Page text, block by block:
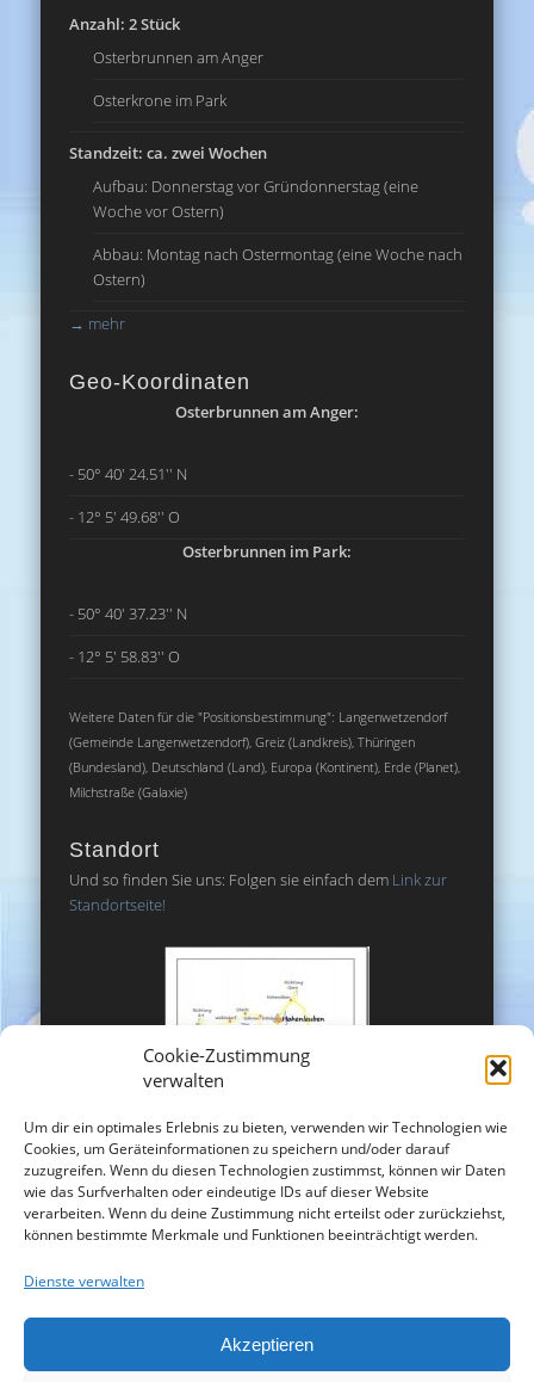
Cookie-Zustimmung
verwalten
Um dir ein optimales Erlebnis zu bieten, verwenden wir Technologien wie
Cookies, um Geräteinformationen zu speichern und/oder darauf
zuzugreifen. Wenn du diesen Technologien zustimmst, können wir Daten
wie das Surfverhalten oder eindeutige IDs auf dieser Website
verarbeiten. Wenn du deine Zustimmung nicht erteilst oder zurückziehst,
können bestimmte Merkmale und Funktionen beeinträchtigt werden.
Dienste verwalten
Akzeptieren
Anzahl: 2 Stück
Osterbrunnen am Anger
Osterkrone im Park
Standzeit: ca. zwei Wochen
Aufbau: Donnerstag vor Gründonnerstag (eine
Woche vor Ostern)
Abbau: Montag nach Ostermontag (eine Woche nach
Ostern)
→ mehr
Geo-Koordinaten
Osterbrunnen am Anger:
- 50° 40' 24.51'' N
- 12° 5' 49.68'' O
Osterbrunnen im Park:
- 50° 40' 37.23'' N
- 12° 5' 58.83'' O
Weitere Daten für die "Positionsbestimmung": Langenwetzendorf
(Gemeinde Langenwetzendorf), Greiz (Landkreis), Thüringen
(Bundesland), Deutschland (Land), Europa (Kontinent), Erde (Planet),
Milchstraße (Galaxie)
Standort
Und so finden Sie uns: Folgen sie einfach dem Link zur
Standortseite!